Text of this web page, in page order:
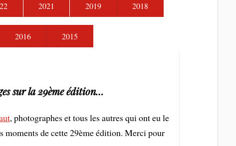
2021 2019 2018
2016 2015
sur la 29ème édition…
, photographes et tous les autres qui ont eu le
moments de cette 29ème édition. Merci pour